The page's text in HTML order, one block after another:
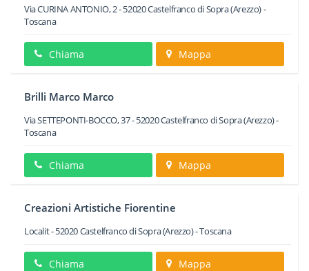
Via CURINA ANTONIO, 2-52020Castelfranco di Sopra(Arezzo) -
Toscana
Chiama Mappa
Brilli Marco Marco
Via SETTEPONTI-BOCCO, 37-52020Castelfranco di Sopra(Arezzo) -
Toscana
Chiama Mappa
Creazioni Artistiche Fiorentine
Localit-52020Castelfranco di Sopra(Arezzo) -Toscana
Chiama Mappa